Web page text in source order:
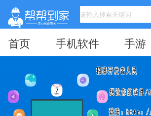
首页 手机软件 手游